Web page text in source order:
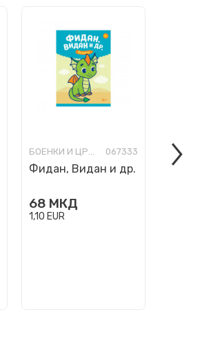
БОЕНКИ И ЦРТАНКИ 067333
Фидан, Видан и др.
68 МКД
1,10 EUR
Биби